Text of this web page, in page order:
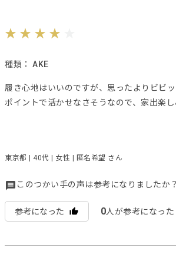
種類： AKE
履き心地はいいのですが、思ったよりビビ
ポイントで活かせなさそうなので、家出楽し
東京都 | 40代 | 女性 | 匿名希望 さん
このつかい手の声は参考になりましたか？
参考になった 0人が参考になった